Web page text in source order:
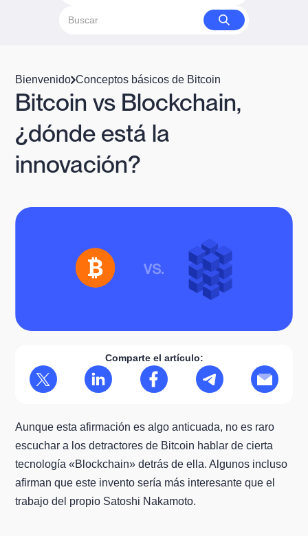
Bienvenido Conceptos básicos de Bitcoin
Bitcoin vs Blockchain,
¿dónde está la
innovación?
Comparte el artículo:
Aunque esta afirmación es algo anticuada, no es raro
escuchar a los detractores de Bitcoin hablar de cierta
tecnología «Blockchain» detrás de ella. Algunos incluso
afirman que este invento sería más interesante que el
trabajo del propio Satoshi Nakamoto.